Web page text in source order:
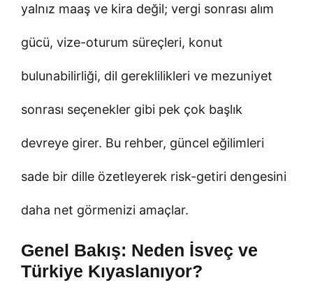
yalnız maaş ve kira değil; vergi sonrası alım
gücü, vize-oturum süreçleri, konut
bulunabilirliği, dil gereklilikleri ve mezuniyet
sonrası seçenekler gibi pek çok başlık
devreye girer. Bu rehber, güncel eğilimleri
sade bir dille özetleyerek risk-getiri dengesini
daha net görmenizi amaçlar.
Genel Bakış: Neden İsveç ve
Türkiye Kıyaslanıyor?